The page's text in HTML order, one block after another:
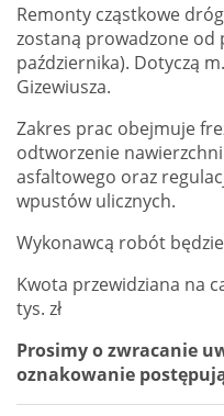
Remonty cząstkowe
zostaną prowadzone od
października). Dotyczą
Gizewiusza.
Zakres prac obejmuje
odtworzenie
asfaltowego oraz
wpustów ulicznych.
Wykonawcą robót będzie
Kwota przewidziana na
tys. zł
Prosimy o zwracanie
oznakowanie